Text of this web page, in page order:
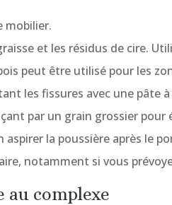
mobilier.
et les résidus de cire.
peut être utilisé pour les
les fissures avec une pâte
par un grain grossier
la poussière après le
notamment si vous
au complexe